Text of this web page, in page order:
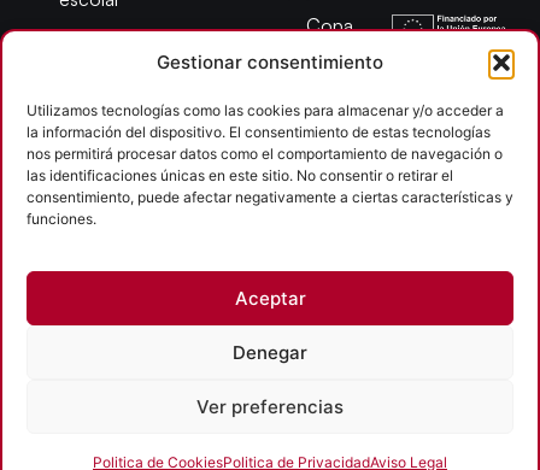
Gestionar consentimiento
Utilizamos tecnologías como las cookies para almacenar y/o acceder a
la información del dispositivo. El consentimiento de estas tecnologías
nos permitirá procesar datos como el comportamiento de navegación o
las identificaciones únicas en este sitio. No consentir o retirar el
consentimiento, puede afectar negativamente a ciertas características y
funciones.
Aceptar
Denegar
Ver preferencias
Politica de CookiesPolitica de PrivacidadAviso Legal
Copa
presidente
escolar
Campeonato
provincial
León
Copyright © 2026
Federación Pelota Castilla y León | FePelotaCyL
| Desarrollado porTOOOLS
Accesibilidad